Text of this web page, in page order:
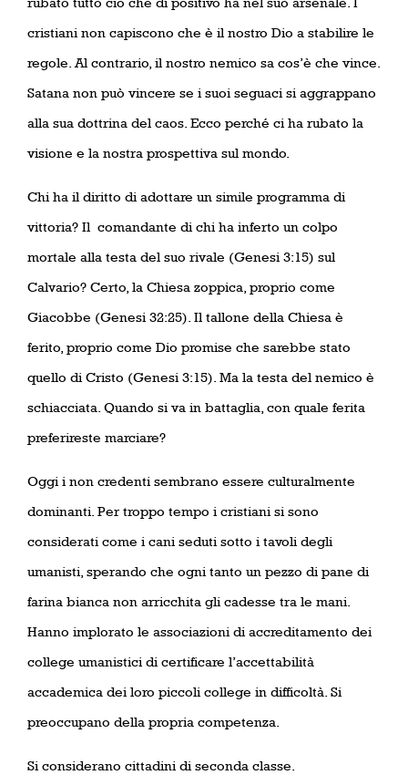
cristiani non capiscono che è il nostro Dio a stabilire le
regole. Al contrario, il nostro nemico sa cos’è che vince.
Satana non può vincere se i suoi seguaci si aggrappano
alla sua dottrina del caos. Ecco perché ci ha rubato la
visione e la nostra prospettiva sul mondo.
Chi ha il diritto di adottare un simile programma di
vittoria? Il comandante di chi ha inferto un colpo
mortale alla testa del suo rivale (Genesi 3:15) sul
Calvario? Certo, la Chiesa zoppica, proprio come
Giacobbe (Genesi 32:25). Il tallone della Chiesa è
ferito, proprio come Dio promise che sarebbe stato
quello di Cristo (Genesi 3:15). Ma la testa del nemico è
schiacciata. Quando si va in battaglia, con quale ferita
preferireste marciare?
Oggi i non credenti sembrano essere culturalmente
dominanti. Per troppo tempo i cristiani si sono
considerati come i cani seduti sotto i tavoli degli
umanisti, sperando che ogni tanto un pezzo di pane di
farina bianca non arricchita gli cadesse tra le mani.
Hanno implorato le associazioni di accreditamento dei
college umanistici di certificare l’accettabilità
accademica dei loro piccoli college in difficoltà. Si
preoccupano della propria competenza.
Si considerano cittadini di seconda classe.